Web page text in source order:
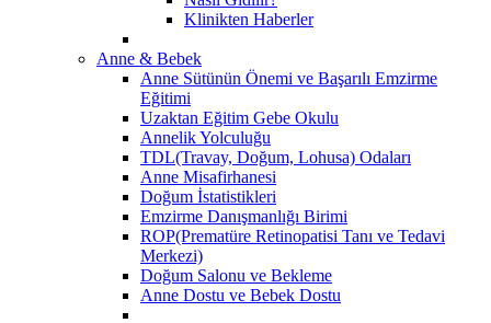
Klinikten Haberler
Anne & Bebek
Anne Sütünün Önemi ve Başarılı Emzirme
Eğitimi
Uzaktan Eğitim Gebe Okulu
Annelik Yolculuğu
TDL(Travay, Doğum, Lohusa) Odaları
Anne Misafirhanesi
Doğum İstatistikleri
Emzirme Danışmanlığı Birimi
ROP(Prematüre Retinopatisi Tanı ve Tedavi
Merkezi)
Doğum Salonu ve Bekleme
Anne Dostu ve Bebek Dostu